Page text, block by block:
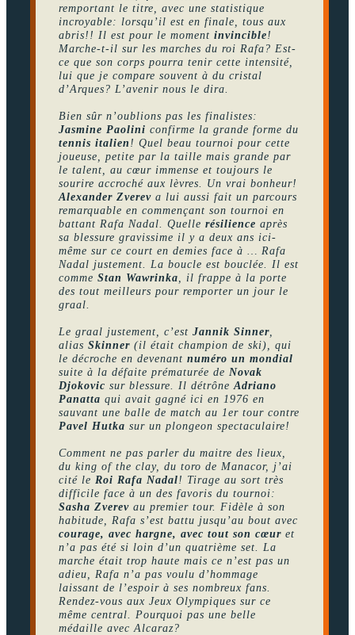
remportant le titre, avec une statistique
incroyable: lorsqu’il est en finale, tous aux
abris!! Il est pour le momentinvincible!
Marche-t-il sur les marches du roi Rafa? Est-
ce que son corps pourra tenir cette intensité,
lui que je compare souvent à du cristal
d’Arques? L’avenir nous le dira.
Bien sûr n’oublions pas les finalistes:
Jasmine Paolini confirme la grande forme du
tennis italien! Quel beau tournoi pour cette
joueuse, petite par la taille mais grande par
le talent, au cœur immense et toujours le
sourire accroché aux lèvres. Un vrai bonheur!
Alexander Zverev a lui aussi fait un parcours
remarquable en commençant son tournoi en
battant Rafa Nadal. Quellerésilience après
sa blessure gravissime il y a deux ans ici-
même sur ce court en demies face à … Rafa
Nadal justement. La boucle est bouclée. Il est
commeStan Wawrinka , il frappe à la porte
des tout meilleurs pour remporter un jour le
graal.
Le graal justement, c’estJannik Sinner
aliasSkinner (il était champion de ski), qui
le décroche en devenantnuméro un mondial
suite à la défaite prématurée de Novak
Djokovic sur blessure. Il détrôneAdriano
Panatta qui avait gagné ici en 1976 en
sauvant une balle de match au 1er tour contre
Pavel Hutka sur un plongeon spectaculaire!
Comment ne pas parler du maitre des lieux,
du king of the clay, du toro de Manacor, j’ai
cité le Roi Rafa Nadal! Tirage au sort très
difficile face à un des favoris du tournoi:
Sasha Zverev au premier tour. Fidèle à son
habitude, Rafa s’est battu jusqu’au bout avec
courage, avec hargne, avec tout son cœur et
n’a pas été si loin d’un quatrième set. La
marche était trop haute mais ce n’est pas un
adieu, Rafa n’a pas voulu d’hommage
laissant de l’espoir à ses nombreux fans.
Rendez-vous aux Jeux Olympiques sur ce
même central. Pourquoi pas une belle
médaille avec Alcaraz?